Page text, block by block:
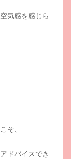
気感を感じら
そ、
ドバイスでき